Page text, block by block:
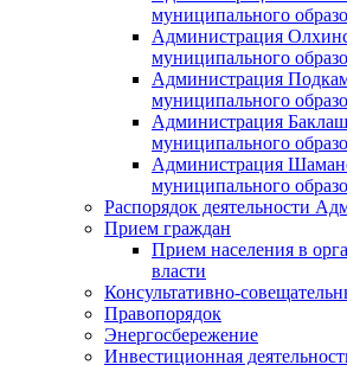
муниципального
Администрация
муниципального
Администрация
муниципального
Администрация
муниципального
Администрация
муниципального
Распорядок деятельности
Прием граждан
Прием населения в
власти
Консультативно-
Правопорядок
Энергосбережение
Инвестиционная